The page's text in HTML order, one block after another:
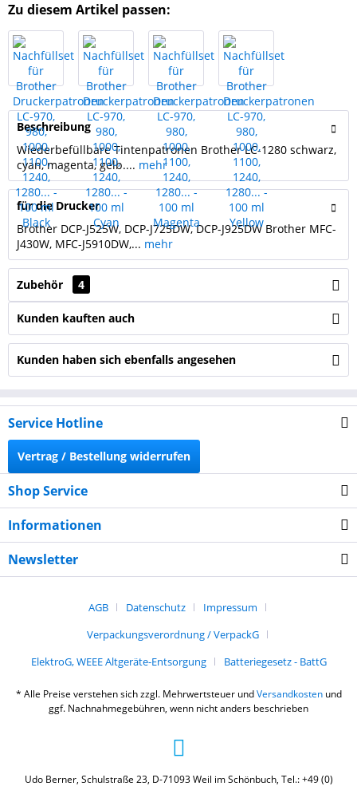
Zu diesem Artikel passen:
Beschreibung
Wiederbefüllbare Tintenpatronen Brother LC-1280 schwarz,
cyan, magenta, gelb.... mehr
für die Drucker
Brother DCP-J525W, DCP-J725DW, DCP-J925DW Brother MFC-
J430W, MFC-J5910DW,... mehr
Zubehör 4
Kunden kauften auch
Kunden haben sich ebenfalls angesehen
Service Hotline
Vertrag / Bestellung widerrufen
Shop Service
Informationen
Newsletter
AGB Datenschutz
Impressum
Verpackungsverordnung / VerpackG
ElektroG, WEEE Altgeräte-Entsorgung
Batteriegesetz - BattG
* Alle Preise verstehen sich zzgl. Mehrwertsteuer undVersandkostenund
ggf. Nachnahmegebühren, wenn nicht anders beschrieben
Udo Berner, Schulstraße 23, D-71093 Weil im Schönbuch, Tel.: +49 (0)